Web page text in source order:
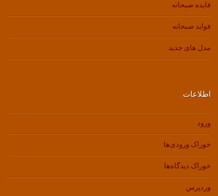
فایده صبحانه
فواید صبحانه
مدل های جدید
اطلاعات
ورود
خوراک ورودی‌ها
خوراک دیدگاه‌ها
وردپرس